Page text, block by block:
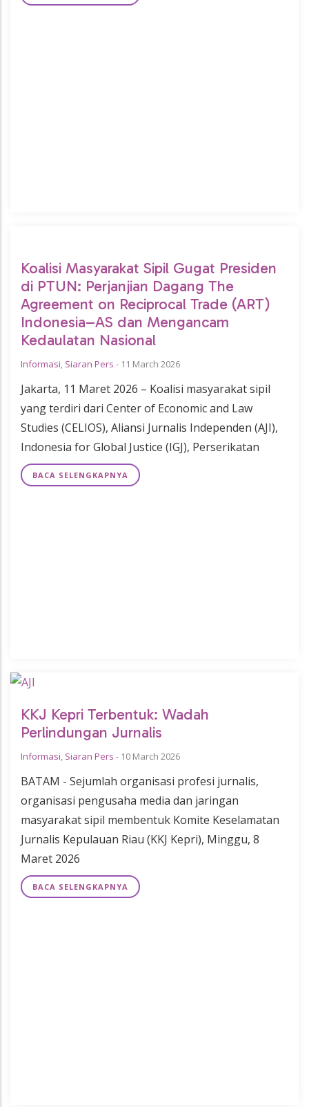
Koalisi Masyarakat Sipil Gugat Presiden
di PTUN: Perjanjian Dagang The
Agreement on Reciprocal Trade (ART)
Indonesia–AS dan Mengancam
Kedaulatan Nasional
Informasi, Siaran Pers - 11 March 2026
Jakarta, 11 Maret 2026 – Koalisi masyarakat sipil
yang terdiri dari Center of Economic and Law
Studies (CELIOS), Aliansi Jurnalis Independen (AJI),
Indonesia for Global Justice (IGJ), Perserikatan
BACA SELENGKAPNYA
KKJ Kepri Terbentuk: Wadah
Perlindungan Jurnalis
Informasi, Siaran Pers - 10 March 2026
BATAM - Sejumlah organisasi profesi jurnalis,
organisasi pengusaha media dan jaringan
masyarakat sipil membentuk Komite Keselamatan
Jurnalis Kepulauan Riau (KKJ Kepri), Minggu, 8
Maret 2026
BACA SELENGKAPNYA